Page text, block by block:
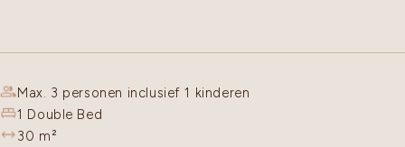
Max. 3 personen inclusief 1 kinderen
1 Double Bed
30 m²